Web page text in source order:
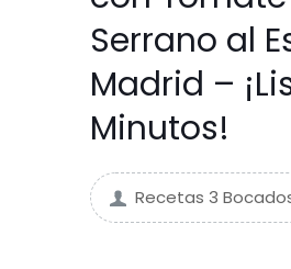
Serrano al
Madrid –
Minutos!
Recetas 3